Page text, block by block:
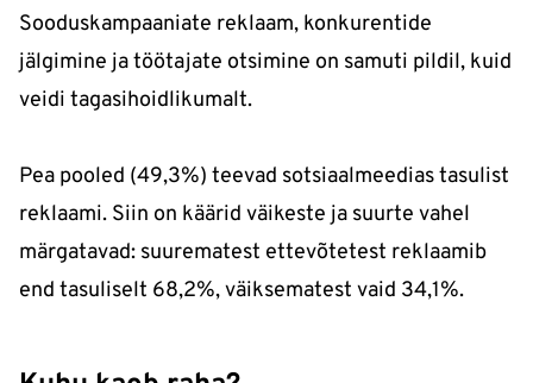
Sooduskampaaniate reklaam, konkurentide
jälgimine ja töötajate otsimine on samuti pildil, kuid
veidi tagasihoidlikumalt.
Pea pooled (49,3%) teevad sotsiaalmeedias tasulist
reklaami. Siin on käärid väikeste ja suurte vahel
märgatavad: suurematest ettevõtetest reklaamib
end tasuliselt 68,2%, väiksematest vaid 34,1%.